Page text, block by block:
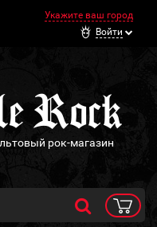
Укажите ваш город
Войти
рок-магазин